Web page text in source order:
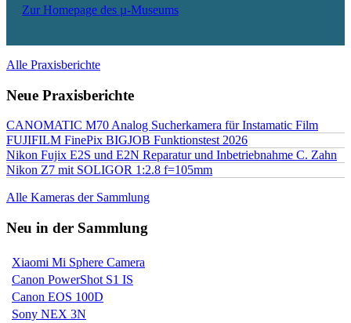
Zur Homepage des µ-Museums
Alle Praxisberichte
Neue Praxisberichte
CANOMATIC M70 Analog Sucherkamera für Instamatic Film
FUJIFILM FinePix BIGJOB Funktionstest 2026
Nikon Fujix E2S und E2N Reparatur und Inbetriebnahme C. Zahn
Nikon Z7 mit SOLIGOR 1:2.8 f=105mm
Alle Kameras der Sammlung
Neu in der Sammlung
Xiaomi Mi Sphere Camera
Canon PowerShot S1 IS
Canon EOS 100D
Sony NEX 3N